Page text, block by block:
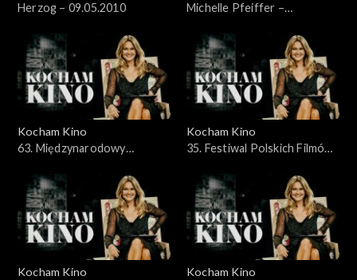
Herzog – 09.05.2010
Michelle Pfeiffer –
Kocham Kino
63. Międzynarodowy
2010 - 23.05.2010
Kocham Kino
35. Festiwal Polskich Filmów
Kocham Kino
Kocham Kino